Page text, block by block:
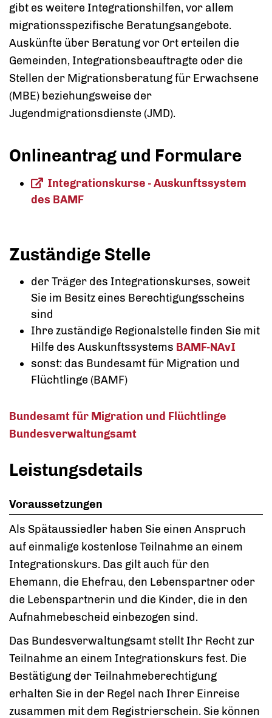
gibt es weitere Integrationshilfen, vor allem
migrationsspezifische Beratungsangebote.
Auskünfte über Beratung vor Ort erteilen die
Gemeinden, Integrationsbeauftragte oder die
Stellen der Migrationsberatung für Erwachsene
(MBE) beziehungsweise der
Jugendmigrationsdienste (JMD).
Onlineantrag und Formulare
Integrationskurse - Auskunftssystem
des BAMF
Zuständige Stelle
der Träger des Integrationskurses, soweit
Sie im Besitz eines Berechtigungsscheins
sind
Ihre zuständige Regionalstelle finden Sie mit
Hilfe des Auskunftssystems BAMF-NAvI
sonst: das Bundesamt für Migration und
Flüchtlinge (BAMF)
Bundesamt für Migration und Flüchtlinge
Bundesverwaltungsamt
Leistungsdetails
Voraussetzungen
Als Spätaussiedler haben Sie einen Anspruch
auf einmalige kostenlose Teilnahme an einem
Integrationskurs. Das gilt auch für den
Ehemann, die Ehefrau, den Lebenspartner oder
die Lebenspartnerin und die Kinder, die in den
Aufnahmebescheid einbezogen sind.
Das Bundesverwaltungsamt stellt Ihr Recht zur
Teilnahme an einem Integrationskurs fest. Die
Bestätigung der Teilnahmeberechtigung
erhalten Sie in der Regel nach Ihrer Einreise
zusammen mit dem Registrierschein. Sie können